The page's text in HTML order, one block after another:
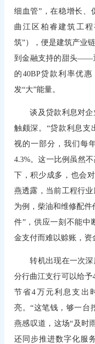
细血管”，在稳增长、
曲江区柏睿建筑工
筑”），便是建筑产业
到金融支持的甜头——
的40BP贷款利率优
发“大”能量。
谈及贷款利息对企
触颇深。“贷款利息支
视的一部分，我们每
4.3%。这一比例虽然
下，积少成多，也会
燕透露，当前工程行
为例，柴油和维修配件
件”，供应一刻不能中
金支付而难以赊账，资
转机出现在一次深
分行曲江支行可以给予
节省4万元利息支出
亮。“这笔钱，够一台
燕感叹道，这场“及时
还同步推进数字化服